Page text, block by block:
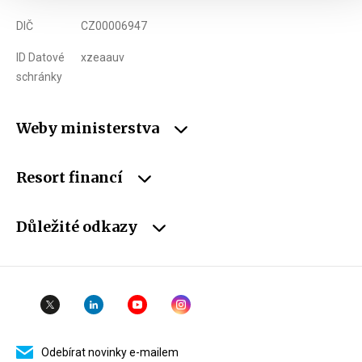
DIČ CZ00006947
ID Datové
schránky
xzeaauv
Weby ministerstva
Resort financí
Důležité odkazy
Odebírat novinky e-mailem